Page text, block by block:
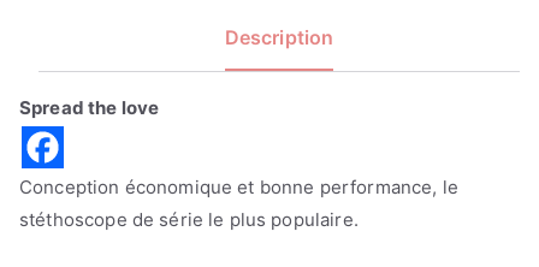
Description
Spread the love
Conception économique et bonne performance, le
stéthoscope de série le plus populaire.